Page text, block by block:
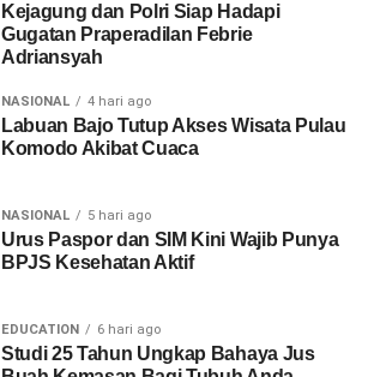
Kejagung dan Polri Siap Hadapi
Gugatan Praperadilan Febrie
Adriansyah
NASIONAL 4 hari ago
Labuan Bajo Tutup Akses Wisata Pulau
Komodo Akibat Cuaca
NASIONAL 5 hari ago
Urus Paspor dan SIM Kini Wajib Punya
BPJS Kesehatan Aktif
EDUCATION 6 hari ago
Studi 25 Tahun Ungkap Bahaya Jus